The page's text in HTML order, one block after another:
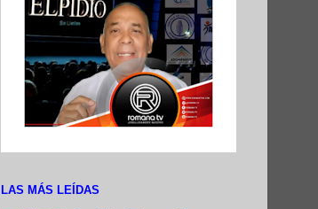
LAS MÁS LEÍDAS